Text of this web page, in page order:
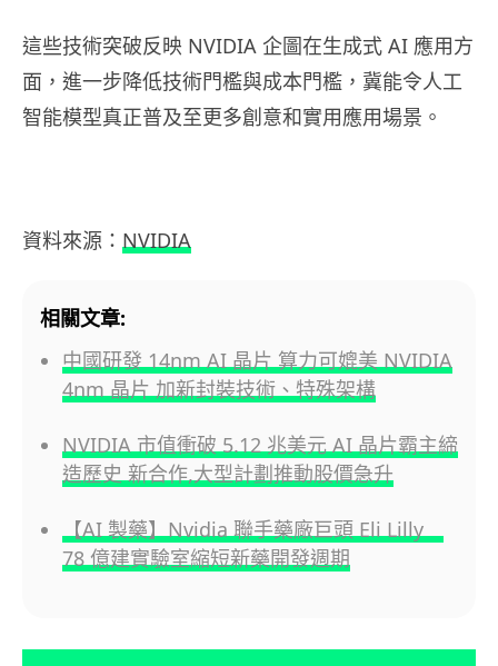
這些技術突破反映 NVIDIA 企圖在生成式 AI 應用方
面，進一步降低技術門檻與成本門檻，冀能令人工
智能模型真正普及至更多創意和實用應用場景。
資料來源： NVIDIA
相關文章:
中國研發 14nm AI 晶片 算力可媲美 NVIDIA
4nm 晶片 加新封裝技術、特殊架構
NVIDIA 市值衝破 5.12 兆美元 AI 晶片霸主締
造歷史 新合作,大型計劃推動股價急升
【AI 製藥】Nvidia 聯手藥廠巨頭 Eli Lilly
78 億建實驗室縮短新藥開發週期